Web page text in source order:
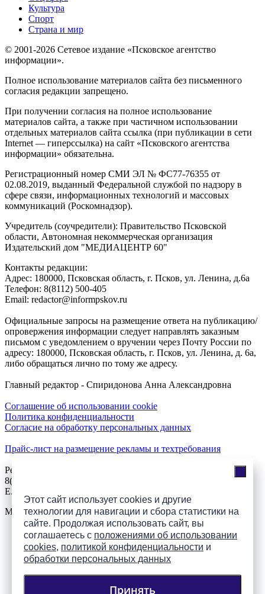
Этот сайт использует cookies и другие
технологии для навигации и сбора статистики на
сайте. Продолжая использовать сайт, вы
соглашаетесь с положениями об использовании
cookies, политикой конфиденциальности и
обработки персональных данных
Принять
Культура
Спорт
Страна и мир
© 2001-2026 Сетевое издание «Псковское агентство
информации».
Полное использование материалов сайта без письменного
согласия редакции запрещено.
При получении согласия на полное использование
материалов сайта, а также при частичном использовании
отдельных материалов сайта ссылка (при публикации в сети
Internet — гиперссылка) на сайт «Псковского агентства
информации» обязательна.
Регистрационный номер СМИ ЭЛ № ФС77-76355 от
02.08.2019, выданный Федеральной службой по надзору в
сфере связи, информационных технологий и массовых
коммуникаций (Роскомнадзор).
Учредитель (соучредители): Правительство Псковской
области, Автономная некоммерческая организация
Издательский дом "МЕДИАЦЕНТР 60"
Контакты редакции:
Адреc: 180000, Псковская область, г. Псков, ул. Ленина, д.6а
Телефон: 8(8112) 500-405
Email: redactor@informpskov.ru
Официальные запросы на размещение ответа на публикацию/
опровержения информации следует направлять заказным
письмом с уведомлением о вручении через Почту России по
адресу: 180000, Псковская область, г. Псков, ул. Ленина, д. 6а,
либо обращаться лично по тому же адресу.
Главный редактор - Спиридонова Анна Александровна
Соглашение об использовании cookie
Политика конфиденциальности
Согласие на обработку персональных данных
Прайс-лист на размещение рекламы и техтребования
Реклама на сайте
8(921)508-52-62, телефон 8(8112) 500-131
E.Sezeikina@mhpsk.ru
Меню
Слушать радио «7 небо» онлайн